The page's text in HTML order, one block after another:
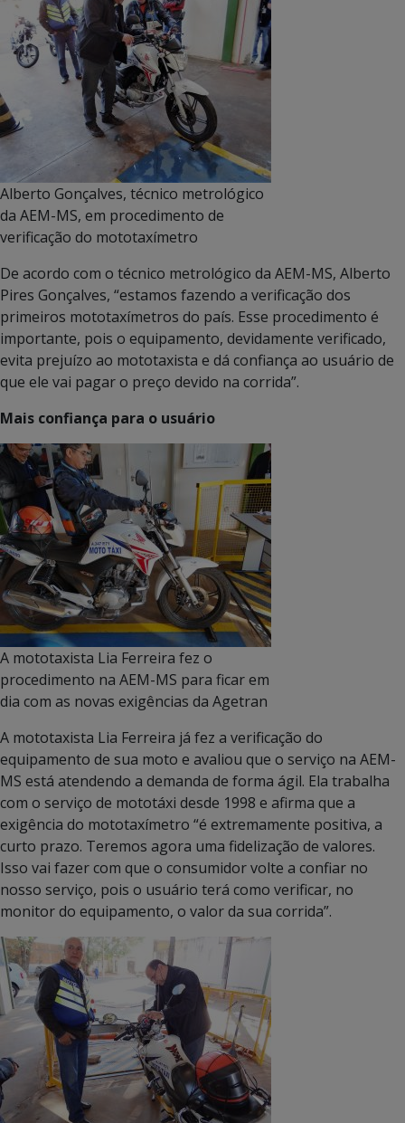
Alberto Gonçalves, técnico metrológico
da AEM-MS, em procedimento de
verificação do mototaxímetro
De acordo com o técnico metrológico da AEM-MS, Alberto
Pires Gonçalves, “estamos fazendo a verificação dos
primeiros mototaxímetros do país. Esse procedimento é
importante, pois o equipamento, devidamente verificado,
evita prejuízo ao mototaxista e dá confiança ao usuário de
que ele vai pagar o preço devido na corrida”.
Mais confiança para o usuário
A mototaxista Lia Ferreira fez o
procedimento na AEM-MS para ficar em
dia com as novas exigências da Agetran
A mototaxista Lia Ferreira já fez a verificação do
equipamento de sua moto e avaliou que o serviço na AEM-
MS está atendendo a demanda de forma ágil. Ela trabalha
com o serviço de mototáxi desde 1998 e afirma que a
exigência do mototaxímetro “é extremamente positiva, a
curto prazo. Teremos agora uma fidelização de valores.
Isso vai fazer com que o consumidor volte a confiar no
nosso serviço, pois o usuário terá como verificar, no
monitor do equipamento, o valor da sua corrida”.